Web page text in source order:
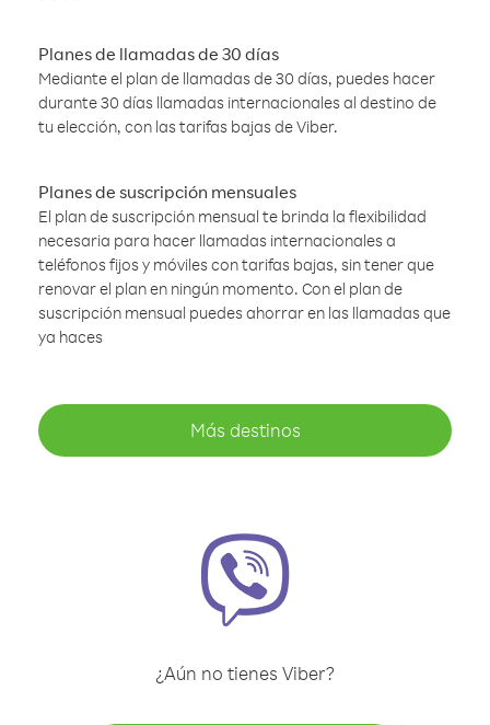
Planes de llamadas de 30 días
Mediante el plan de llamadas de 30 días, puedes hacer
durante 30 días llamadas internacionales al destino de
tu elección, con las tarifas bajas de Viber.
Planes de suscripción mensuales
El plan de suscripción mensual te brinda la flexibilidad
necesaria para hacer llamadas internacionales a
teléfonos fijos y móviles con tarifas bajas, sin tener que
renovar el plan en ningún momento. Con el plan de
suscripción mensual puedes ahorrar en las llamadas que
ya haces
Más destinos
¿Aún no tienes Viber?